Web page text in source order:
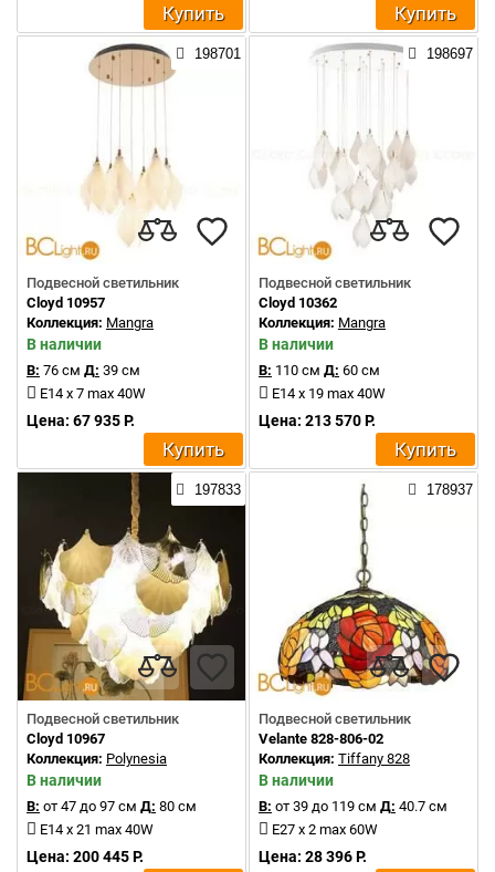
Купить Купить
198701
Подвесной светильник
Cloyd 10957
Коллекция: Mangra
В наличии
В: 76 см Д: 39 см
E14 x 7 max 40W
Цена: 67 935 Р.
Купить
198697
Подвесной светильник
Cloyd 10362
Коллекция: Mangra
В наличии
В: 110 см Д: 60 см
E14 x 19 max 40W
Цена: 213 570 Р.
Купить
197833
Подвесной светильник
Cloyd 10967
Коллекция: Polynesia
В наличии
В: от 47 до 97 см Д: 80 см
E14 x 21 max 40W
Цена: 200 445 Р.
178937
Подвесной светильник
Velante 828-806-02
Коллекция: Tiffany 828
В наличии
В: от 39 до 119 см Д: 40.7 см
E27 x 2 max 60W
Цена: 28 396 Р.